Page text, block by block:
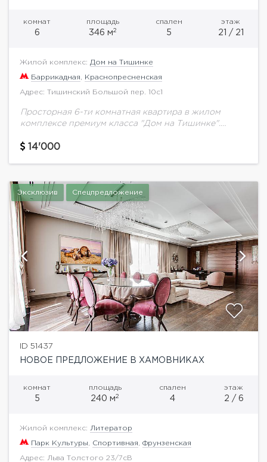
комнат
6
площадь
346 м2
спален
5
этаж
21 / 21
Жилой комплекс: Дом на Тишинке
Баррикадная Краснопресненская
Адрес: Тишинский Большой пер. 10с1
Просторная 6-ти комнатная квартира в жилом
комплексе премиум класса "Дом на Тишинке".
совмещена с кухней, постирочная, гостевая ванная
14'000
Эксклюзив Спецпредложение
ID 51437
НОВОЕ ПРЕДЛОЖЕНИЕ В ХАМОВНИКАХ
комнат
5
площадь
240 м2
спален
4
этаж
2 / 6
Жилой комплекс: Литератор
Парк Культуры Спортивная Фрунзенская
Адрес: Льва Толстого 23/7сB